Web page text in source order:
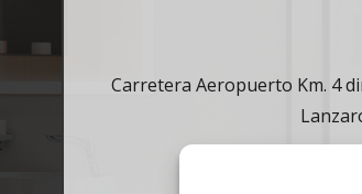
Carretera Aeropuerto Km. 4